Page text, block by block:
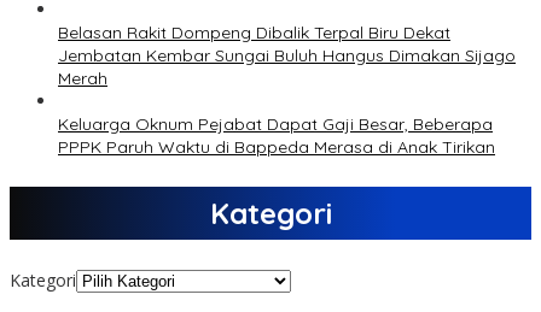
Belasan Rakit Dompeng Dibalik Terpal Biru Dekat
Jembatan Kembar Sungai Buluh Hangus Dimakan Sijago
Merah
Keluarga Oknum Pejabat Dapat Gaji Besar, Beberapa
PPPK Paruh Waktu di Bappeda Merasa di Anak Tirikan
Kategori
Kategori